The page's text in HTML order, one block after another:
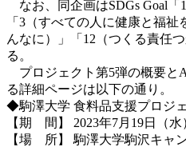
なお、同企画はSDGs Goal「
「3（すべての人に健康と福
んなに）」「12（つくる責任
る。
プロジェクト第5弾の概要と
る詳細ページは以下の通り。
◆駒澤大学 食料品支援プロジ
【期 間】 2023年7月19日（水
【場 所】 駒澤大学駒沢キャ